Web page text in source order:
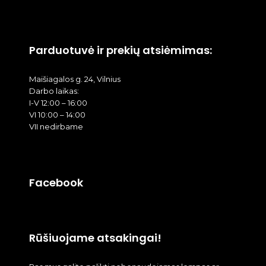
Parduotuvė ir prekių atsiėmimas:
Maišiagalos g. 24, Vilnius
Darbo laikas:
I-V 12:00 – 16:00
VI 10:00 – 14:00
VII nedirbame
Facebook
Rūšiuojame atsakingai!